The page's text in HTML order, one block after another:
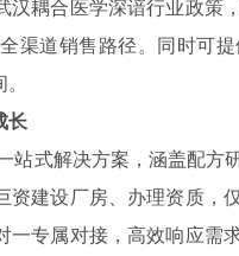
耦合医学深谙行业政策
渠道销售路径。同时可
长
站式解决方案，涵盖配方
建设厂房、办理资质，
专属对接，高效响应需